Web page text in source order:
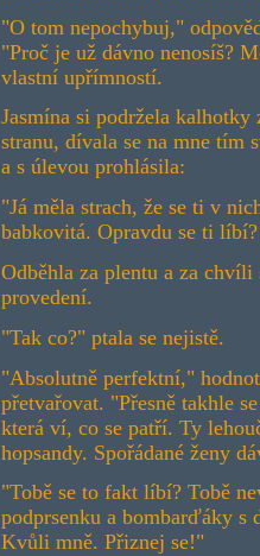
"O tom nepochybuj,"
"Proč je už dávno nenosíš?
vlastní upřímností.
Jasmína si podržela kalhotky
stranu, dívala se na mne tím
a s úlevou prohlásila:
"Já měla strach, že se ti v
babkovitá. Opravdu se ti
Odběhla za plentu a za
provedení.
"Tak co?" ptala se nejistě.
"Absolutně perfektní,"
přetvařovat. "Přesně takhle
která ví, co se patří. Ty
hopsandy. Spořádané ženy
"Tobě se to fakt líbí? Tobě
podprsenku a bombarďáky s
Kvůli mně. Přiznej se!"